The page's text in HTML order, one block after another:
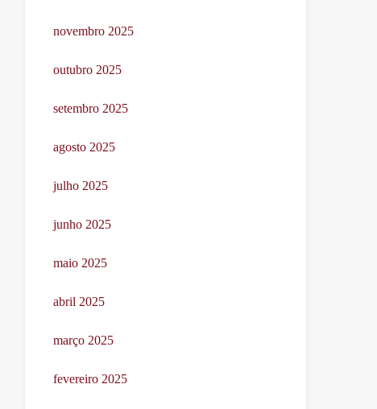
novembro 2025
outubro 2025
setembro 2025
agosto 2025
julho 2025
junho 2025
maio 2025
abril 2025
março 2025
fevereiro 2025